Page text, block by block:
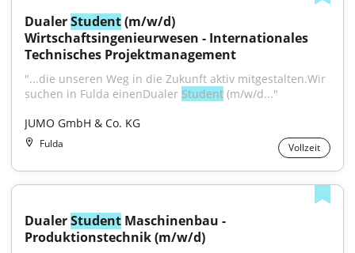
Dualer Student (m/w/d)
Wirtschaftsingenieurwesen - Internationales
Technisches Projektmanagement
"...die unseren Weg in die Zukunft aktiv mit­gestalten.Wir
suchen in Fulda einenDualer Student (m/w/d..."
JUMO GmbH & Co. KG
Fulda Vollzeit
Dualer Student Maschinenbau -
Produktionstechnik (m/w/d)